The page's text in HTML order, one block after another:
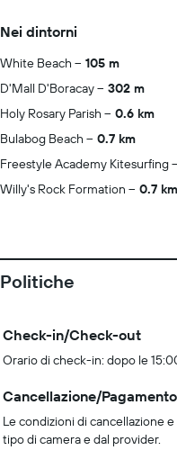
Nei dintorni
White Beach
105 m
D'Mall D'Boracay
302 m
Holy Rosary Parish
0.6 km
Bulabog Beach
0.7 km
Freestyle Academy Kitesurfing
Willy's Rock Formation
0.7 km
Politiche
Check-in/Check-out
Orario di check-in: dopo le
Cancellazione/
Le condizioni di cancellazione
tipo di camera e dal provider.